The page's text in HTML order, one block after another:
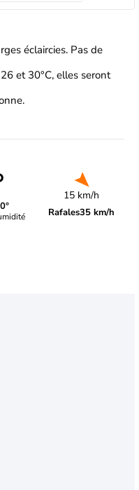
éclaircies. Pas de
et 30°C, elles seront
15 km/h
Rafales35 km/h